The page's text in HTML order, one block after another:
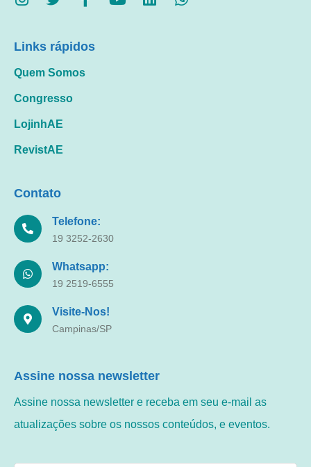
Links rápidos
Quem Somos
Congresso
LojinhAE
RevistAE
Contato
Telefone:
19 3252-2630
Whatsapp:
19 2519-6555
Visite-Nos!
Campinas/SP
Assine nossa newsletter
Assine nossa newsletter e receba em seu e-mail as
atualizações sobre os nossos conteúdos, e eventos.